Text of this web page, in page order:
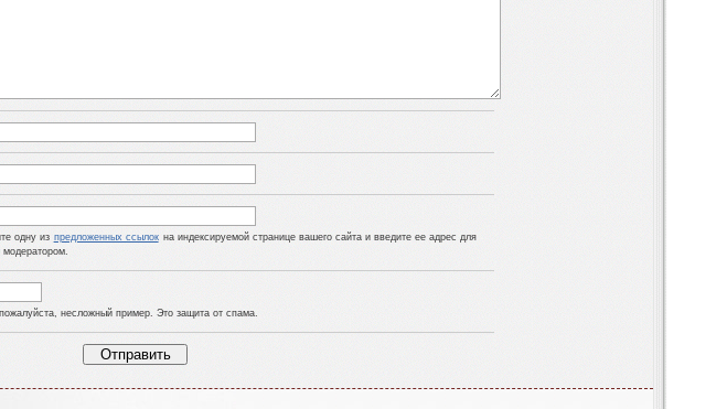
одну из предложенных ссылок на индексируемой странице вашего сайта и введите ее адрес для
модератором.
несложный пример. Это защита от спама.